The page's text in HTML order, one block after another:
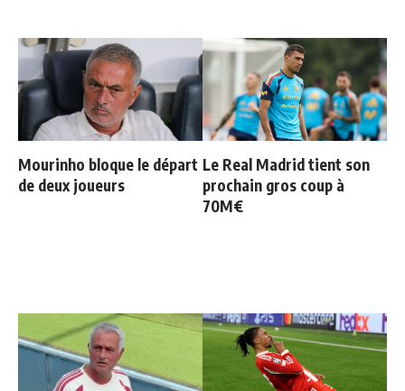
Mourinho bloque le départ
de deux joueurs
Le Real Madrid tient son
prochain gros coup à
70M€